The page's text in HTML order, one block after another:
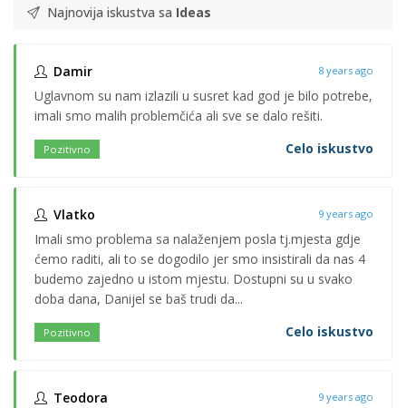
Najnovija iskustva sa Ideas
Damir 8 years ago
Uglavnom su nam izlazili u susret kad god je bilo potrebe,
imali smo malih problemčića ali sve se dalo rešiti.
Pozitivno Celo iskustvo
Vlatko 9 years ago
Imali smo problema sa nalaženjem posla tj.mjesta gdje
ćemo raditi, ali to se dogodilo jer smo insistirali da nas 4
budemo zajedno u istom mjestu. Dostupni su u svako
doba dana, Danijel se baš trudi da...
Pozitivno Celo iskustvo
Teodora 9 years ago